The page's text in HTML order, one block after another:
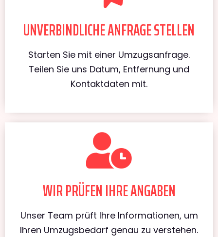
UNVERBINDLICHE ANFRAGE STELLEN
Starten Sie mit einer Umzugsanfrage.
Teilen Sie uns Datum, Entfernung und
Kontaktdaten mit.
WIR PRÜFEN IHRE ANGABEN
Unser Team prüft Ihre Informationen, um
Ihren Umzugsbedarf genau zu verstehen.